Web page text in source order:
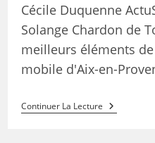
Cécile Duquenne
Solange Chardon de
meilleurs éléments
mobile d'Aix-en-
Continuer La Lecture